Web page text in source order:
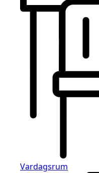
Vardagsrum